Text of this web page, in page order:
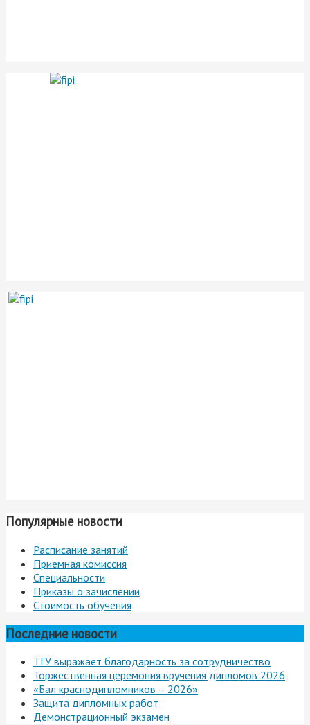
Популярные новости
Расписание занятий
Приемная комиссия
Специальности
Приказы о зачислении
Стоимость обучения
Последние новости
ТГУ выражает благодарность за сотрудничество
Торжественная церемония вручения дипломов 2026
«Бал краснодипломников – 2026»
Защита дипломных работ
Демонстрационный экзамен